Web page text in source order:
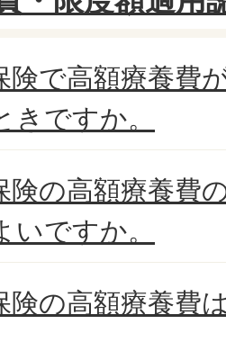
険で高額療養費
ですか。
険の高額療養費
いですか。
険の高額療養費